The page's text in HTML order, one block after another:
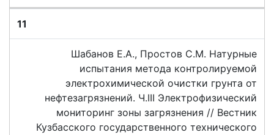
11
Шабанов Е.А., Простов С.М. Натурные
испытания метода контролируемой
электрохимической очистки грунта от
нефтезагрязнений. Ч.III Электрофизический
мониторинг зоны загрязнения // Вестник
Кузбасского государственного технического